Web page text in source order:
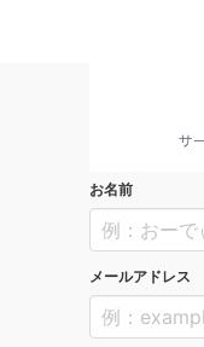
お名前
メールアドレス